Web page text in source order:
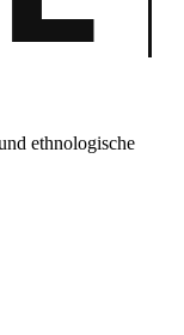
ethnologische